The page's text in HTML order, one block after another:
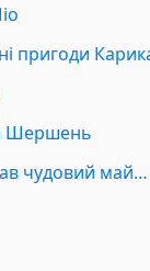
пригоди
Шершень
чудовий май…